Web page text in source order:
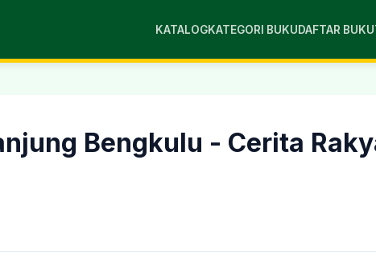
KATALOGKATEGORI BUKUDAFTAR BUKU
Bengkulu - Cerita